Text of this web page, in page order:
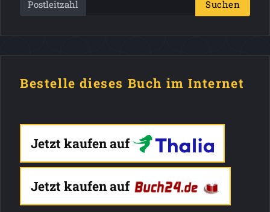
Postleitzahl Suchen
Bestelle dieses Buch im Internet
Jetzt kaufen auf
Jetzt kaufen auf